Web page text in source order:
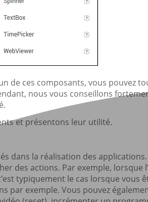
de ces composants, vous pouvez
nous vous conseillons
et présentons leur utilité.
dans la réalisation des
des actions. Par exemple, lorsque
typiquement le cas lorsque vous
par exemple. Vous pouvez